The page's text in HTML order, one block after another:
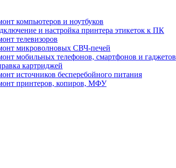
компьютеров и ноутбуков
и настройка принтера этикеток к ПК
телевизоров
микроволновых СВЧ-печей
мобильных телефонов, смартфонов и гаджетов
картриджей
источников бесперебойного питания
принтеров, копиров, МФУ